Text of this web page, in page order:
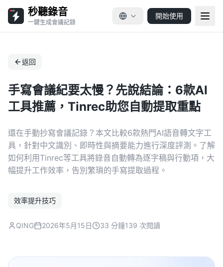
秒聽錄音
一鍵生成會議記錄
開始使用
返回
手寫會議紀要太慢？先說結論：6款AI
工具推薦，Tinrec助您自動提取重點
還在手動抄寫會議記錄？本文比較6款熱門AI語音轉文字工
具，針對中文識別、即時性與摘要能力進行深度評測。了解
如何利用Tinrec等工具將錄音自動轉為逐字稿與行動項，大
幅提升工作效率，告別繁瑣的手寫提取過程。
效率提升技巧
QING 2026年5月15日 33 分鐘139 次閱讀